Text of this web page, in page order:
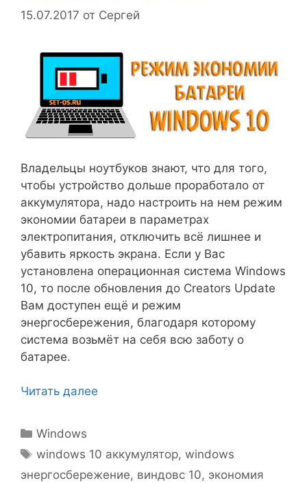
15.07.2017 от Сергей
Владельцы ноутбуков знают, что для того,
чтобы устройство дольше проработало от
аккумулятора, надо настроить на нем режим
экономии батареи в параметрах
электропитания, отключить всё лишнее и
убавить яркость экрана. Если у Вас
установлена операционная система Windows
10, то после обновления до Creators Update
Вам доступен ещё и режим
энергосбережения, благодаря которому
система возьмёт на себя всю заботу о
батарее.
Читать далее
Рубрики
Windows
Метки
windows 10 аккумулятор,windows
энергосбережение, виндовс 10, экономия